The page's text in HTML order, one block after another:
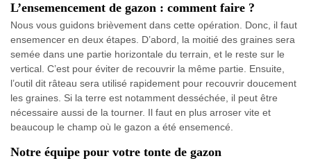
L’ensemencement de gazon : comment faire ?
Nous vous guidons brièvement dans cette opération. Donc, il faut
ensemencer en deux étapes. D’abord, la moitié des graines sera
semée dans une partie horizontale du terrain, et le reste sur le
vertical. C’est pour éviter de recouvrir la même partie. Ensuite,
l’outil dit râteau sera utilisé rapidement pour recouvrir doucement
les graines. Si la terre est notamment desséchée, il peut être
nécessaire aussi de la tourner. Il faut en plus arroser vite et
beaucoup le champ où le gazon a été ensemencé.
Notre équipe pour votre tonte de gazon